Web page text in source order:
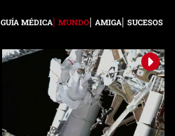
GUÍA MÉDICA MUNDO AMIGA SUCESOS